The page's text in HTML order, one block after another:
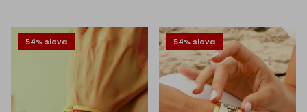
54% sleva 54% sleva